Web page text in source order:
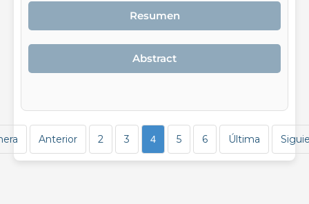
Resumen
Abstract
Anterior 2 3 4 5 6 Última